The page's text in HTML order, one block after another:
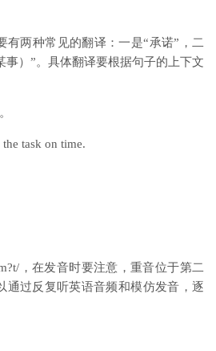
有两种常见的翻译：一是“承诺”，二
事）”。具体翻译要根据句子的上下文
task on time.
，在发音时要注意，重音位于第二
通过反复听英语音频和模仿发音，逐